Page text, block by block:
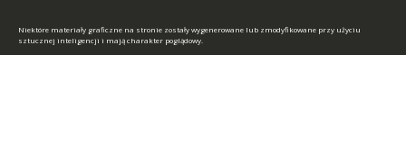
Niektóre materiały graficzne na stronie zostały wygenerowane lub zmodyfikowane przy użyciu
sztucznej inteligencji i mają charakter poglądowy.